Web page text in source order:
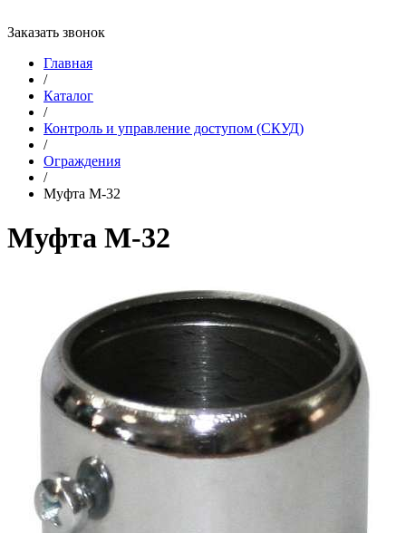
Заказать звонок
Главная
/
Каталог
/
Контроль и управление доступом (СКУД)
/
Ограждения
/
Муфта M-32
Муфта M-32